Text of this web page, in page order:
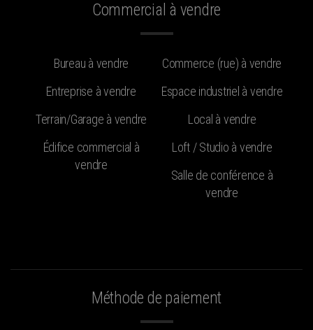
Commercial à vendre
Bureau à vendre
Commerce (rue) à vendre
Entreprise à vendre
Espace industriel à vendre
Terrain/Garage à vendre
Local à vendre
Édifice commercial à
vendre
Loft / Studio à vendre
Salle de conférence à
vendre
Méthode de paiement